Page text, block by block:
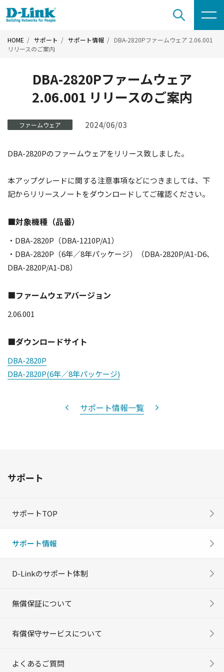
HOME サポート サポート情報
DBA-2820Pファームウェア 2.06.001
リリースのご案内
DBA-2820Pファームウェア
2.06.001 リリースのご案内
ファームウェア 2024/06/03
DBA-2820Pのファームウェアをリリース致しました。
本アップグレードに関する注意事項などにつきましては、下
記からリリースノートをダウンロードしてご確認ください。
■対象機種（品番）
・DBA-2820P（DBA-1210P/A1）
・DBA-2820P（6年／8年パッケージ）（DBA-2820P/A1-D6、
DBA-2820P/A1-D8）
■ファームウェアバージョン
2.06.001
■ダウンロードサイト
DBA-2820P
DBA-2820P(6年／8年パッケージ)
サポート情報一覧
サポート
サポートTOP
サポート情報
D-Linkのサポート体制
無償保証について
有償保守サービスについて
よくあるご質問